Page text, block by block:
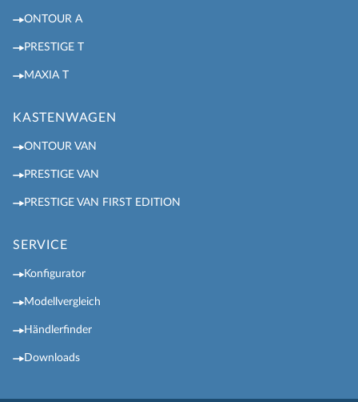
ONTOUR A
PRESTIGE T
MAXIA T
KASTENWAGEN
ONTOUR VAN
PRESTIGE VAN
PRESTIGE VAN FIRST EDITION
SERVICE
Konfigurator
Modellvergleich
Händlerfinder
Downloads